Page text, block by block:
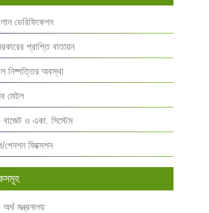
ভেরিফিকেশন
প্রাপ্তি বাতায়ন
নিষ্পত্তির অবস্থা
মেইল
ও একা. সিস্টেম
ফিক্সেশন
মন্ত্রনালয়